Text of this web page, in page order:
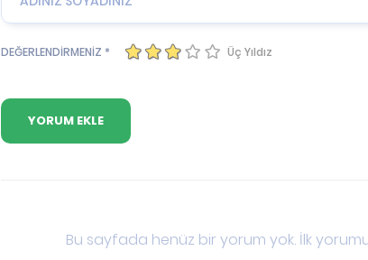
DEĞERLENDİRMENİZ * Üç Yıldız
Bu sayfada henüz bir yorum yok. İlk